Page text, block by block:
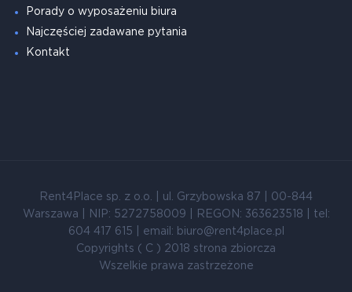
Porady o wyposażeniu biura
Najczęściej zadawane pytania
Kontakt
Rent4Place sp. z o.o. | ul. Grzybowska 87 | 00-844
Warszawa | NIP: 5272758009 | REGON: 363623518 | tel:
604 417 615 | email: biuro@rent4place.pl
Copyrights ( C ) 2018 strona zbiorcza
Wszelkie prawa zastrzeżone